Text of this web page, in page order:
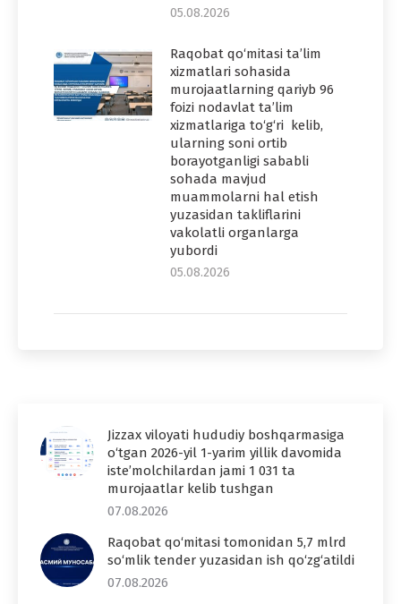
05.08.2026
Raqobat qo‘mitasi ta’lim
xizmatlari sohasida
murojaatlarning qariyb 96
foizi nodavlat ta’lim
xizmatlariga to‘g‘ri kelib,
ularning soni ortib
borayotganligi sababli
sohada mavjud
muammolarni hal etish
yuzasidan takliflarini
vakolatli organlarga
yubordi
05.08.2026
Jizzax viloyati hududiy boshqarmasiga
o‘tgan 2026-yil 1-yarim yillik davomida
iste’molchilardan jami 1 031 ta
murojaatlar kelib tushgan
07.08.2026
Raqobat qo‘mitasi tomonidan 5,7 mlrd
so‘mlik tender yuzasidan ish qo‘zg‘atildi
07.08.2026